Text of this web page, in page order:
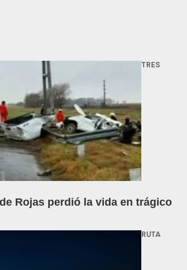
TRES
Rojas perdió la vida en trágico
RUTA